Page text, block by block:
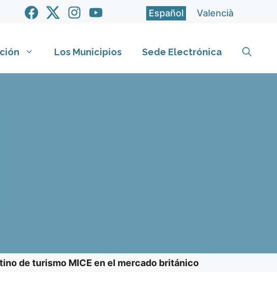
Español Valencià
Los Municipios Sede Electrónica
de turismo MICE en el mercado británico